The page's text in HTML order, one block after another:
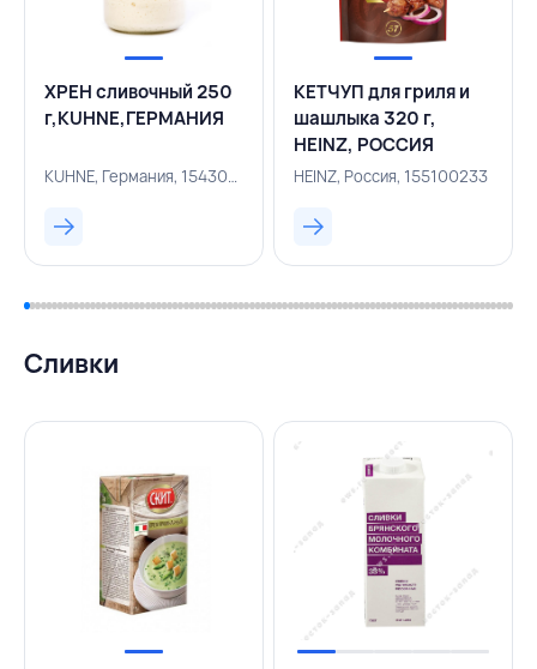
ХРЕН сливочный 250
г,KUHNE,ГЕРМАНИЯ
KUHNE, Германия, 154300545
КЕТЧУП для гриля и
шашлыка 320 г,
HEINZ, РОССИЯ
HEINZ, Россия, 155100233
Сливки